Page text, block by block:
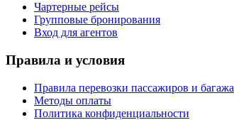
Чартерные рейсы
Групповые бронирования
Вход для агентов
Правила и условия
Правила перевозки пассажиров и багажа
Методы оплаты
Политика конфиденциальности